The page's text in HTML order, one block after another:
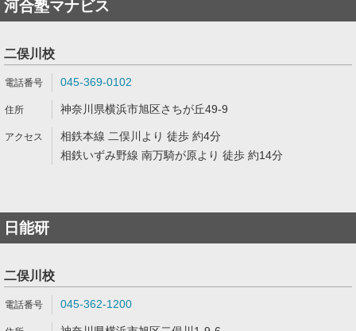
河合塾マナビス
二俣川校
045-369-0102
神奈川県横浜市旭区さちが丘49-9
相鉄本線 二俣川より 徒歩 約4分
相鉄いずみ野線 南万騎が原より 徒歩 約14分
日能研
二俣川校
045-362-1200